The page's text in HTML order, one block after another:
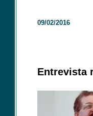
09/02/2016
Entrevista